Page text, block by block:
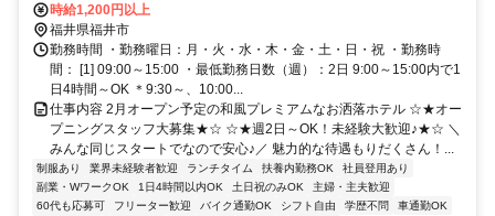
福井駅徒歩約7分、ＪＲ北陸新幹線 福井（福井県）福井城址口(西口)
徒歩約8分 JR福井駅から徒歩7分 ＊マイカー通勤ＯＫ ＊交通費・ガソ
リン代支給
時給1,200円以上
福井県福井市
勤務時間 ・勤務曜日：月・火・水・木・金・土・日・祝 ・勤務時
間： [1] 09:00～15:00 ・最低勤務日数（週）：2日 9:00～15:00内で1
日4時間～OK ＊9:30～、10:00...
仕事内容 2月オープン予定の和風プレミアムなお洒落ホテル ☆★オー
プニングスタッフ大募集★☆ ☆★週2日～OK！未経験大歓迎♪★☆ ＼
みんな同じスタートでなので安心♪／ 魅力的な待遇もりだくさん！...
制服あり 業界未経験者歓迎 ランチタイム 扶養内勤務OK
社員登用あり
副業・WワークOK
1日4時間以内OK 土日祝のみOK
主婦・主夫歓迎
60代も応募可
フリーター歓迎 バイク通勤OK シフト自由 学歴不問
車通勤OK